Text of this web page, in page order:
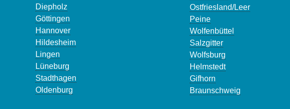
Diepholz
Göttingen
Hannover
Hildesheim
Lingen
Lüneburg
Stadthagen
Oldenburg
Ostfriesland/Leer
Peine
Wolfenbüttel
Salzgitter
Wolfsburg
Helmstedt
Gifhorn
Braunschweig